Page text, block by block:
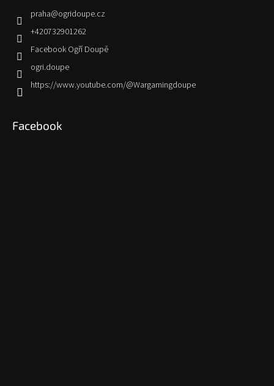
praha@ogridoupe.cz
+420732901262
Facebook Ogří Doupě
ogri.doupe
https://www.youtube.com/@Wargamingdoupe
Facebook